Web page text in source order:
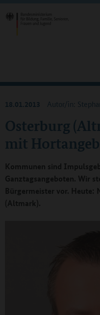
Osterburg
mit
18.01.2013 Autor/in:
Kommunen sind
Ganztagsangeboten. Wir
Bürgermeister vor. Heute:
(Altmark).